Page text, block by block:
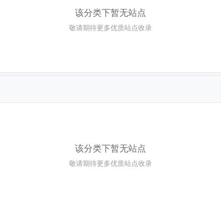
该分类下暂无站点
敬请期待更多优质站点收录
该分类下暂无站点
敬请期待更多优质站点收录